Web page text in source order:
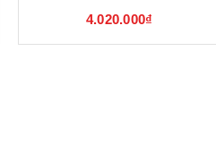
4.020.000₫